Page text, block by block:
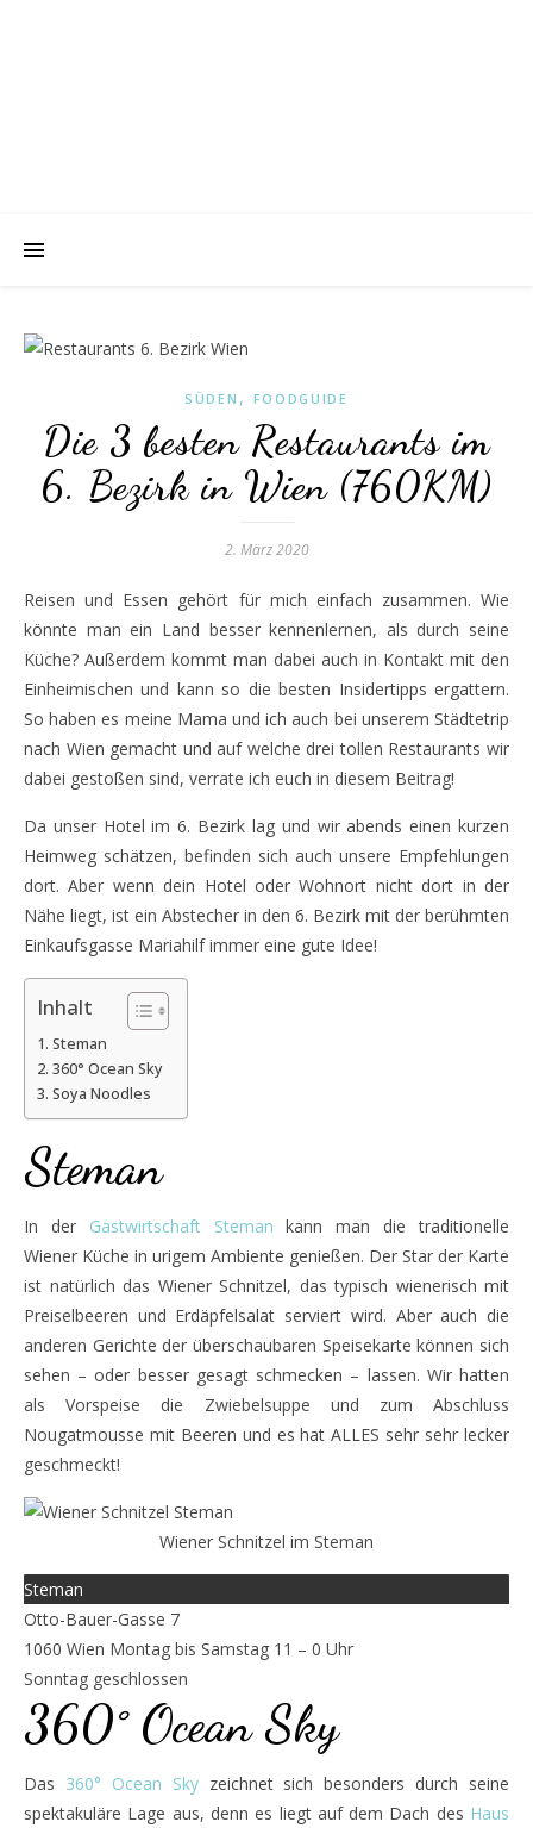
SÜDEN , FOODGUIDE
Die 3 besten Restaurants im
6. Bezirk in Wien (760KM)
2. März 2020
Reisen und Essen gehört für mich einfach zusammen. Wie
könnte man ein Land besser kennenlernen, als durch seine
Küche? Außerdem kommt man dabei auch in Kontakt mit den
Einheimischen und kann so die besten Insidertipps ergattern.
So haben es meine Mama und ich auch bei unserem Städtetrip
nach Wien gemacht und auf welche drei tollen Restaurants wir
dabei gestoßen sind, verrate ich euch in diesem Beitrag!
Da unser Hotel im 6. Bezirk lag und wir abends einen kurzen
Heimweg schätzen, befinden sich auch unsere Empfehlungen
dort. Aber wenn dein Hotel oder Wohnort nicht dort in der
Nähe liegt, ist ein Abstecher in den 6. Bezirk mit der berühmten
Einkaufsgasse Mariahilf immer eine gute Idee!
Inhalt
Steman
360° Ocean Sky
Soya Noodles
Steman
In der Gastwirtschaft Steman kann man die traditionelle
Wiener Küche in urigem Ambiente genießen. Der Star der Karte
ist natürlich das Wiener Schnitzel, das typisch wienerisch mit
Preiselbeeren und Erdäpfelsalat serviert wird. Aber auch die
anderen Gerichte der überschaubaren Speisekarte können sich
sehen – oder besser gesagt schmecken – lassen. Wir hatten
als Vorspeise die Zwiebelsuppe und zum Abschluss
Nougatmousse mit Beeren und es hat ALLES sehr sehr lecker
geschmeckt!
Wiener Schnitzel im Steman
Steman
Otto-Bauer-Gasse 7
1060 Wien Montag bis Samstag 11 – 0 Uhr
Sonntag geschlossen
360° Ocean Sky
Das 360° Ocean Skyzeichnet sich besonders durch seine
spektakuläre Lage aus, denn es liegt auf dem Dach des Haus